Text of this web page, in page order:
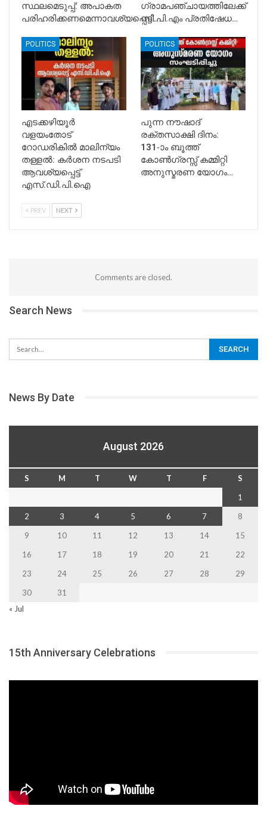
സ്ഥലമെടുപ്പ്: അപാകത
പരിഹരിക്കണമെന്നാവശ്യപ്പെട്ട്…
ഗ്രാമപഞ്ചായത്തിലേക്ക്
സി.പി.എം പ്രതിഷേധ…
POLITICS
എടക്കഴിയൂർ
വളയംതോട്
റോഡരികിൽ മാലിന്യം
തള്ളൽ: കർശന നടപടി
ആവശ്യപ്പെട്ട്
എസ്.ഡി.പി.ഐ
POLITICS
പുന്ന നൗഷാദ്
രക്തസാക്ഷി ദിനം:
131-ാം ബൂത്ത്
കോൺഗ്രസ്സ് കമ്മിറ്റി
അനുസ്മരണ യോഗം…
PREV NEXT
Comments are closed.
Search News
News By Date
August 2026
S M T W T F
S
1
2
3 4 5 6 7
8
9
10 11 12 13 14
15
16
17 18 19 20 21
22
23
24 25 26 27 28
29
30
31
« Jul
15th Anniversary Celebrations